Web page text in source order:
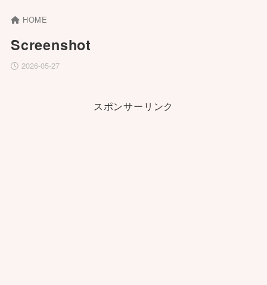
HOME
Screenshot
2026-05-27
スポンサーリンク